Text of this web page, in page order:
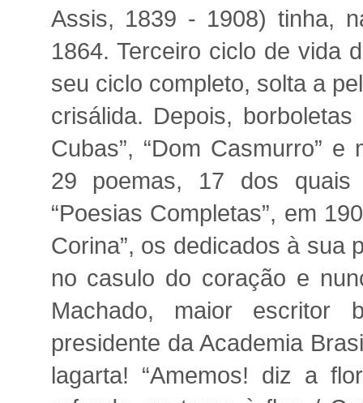
Assis, 1839 - 1908) tinha,
1864. Terceiro ciclo de vida
seu ciclo completo, solta a
crisálida. Depois,
Cubas”, “Dom Casmurro”
29 poemas, 17 dos quais
“Poesias Completas”, em
Corina”, os dedicados à sua
no casulo do coração e
Machado, maior escritor
presidente da Academia
lagarta! “Amemos! diz a